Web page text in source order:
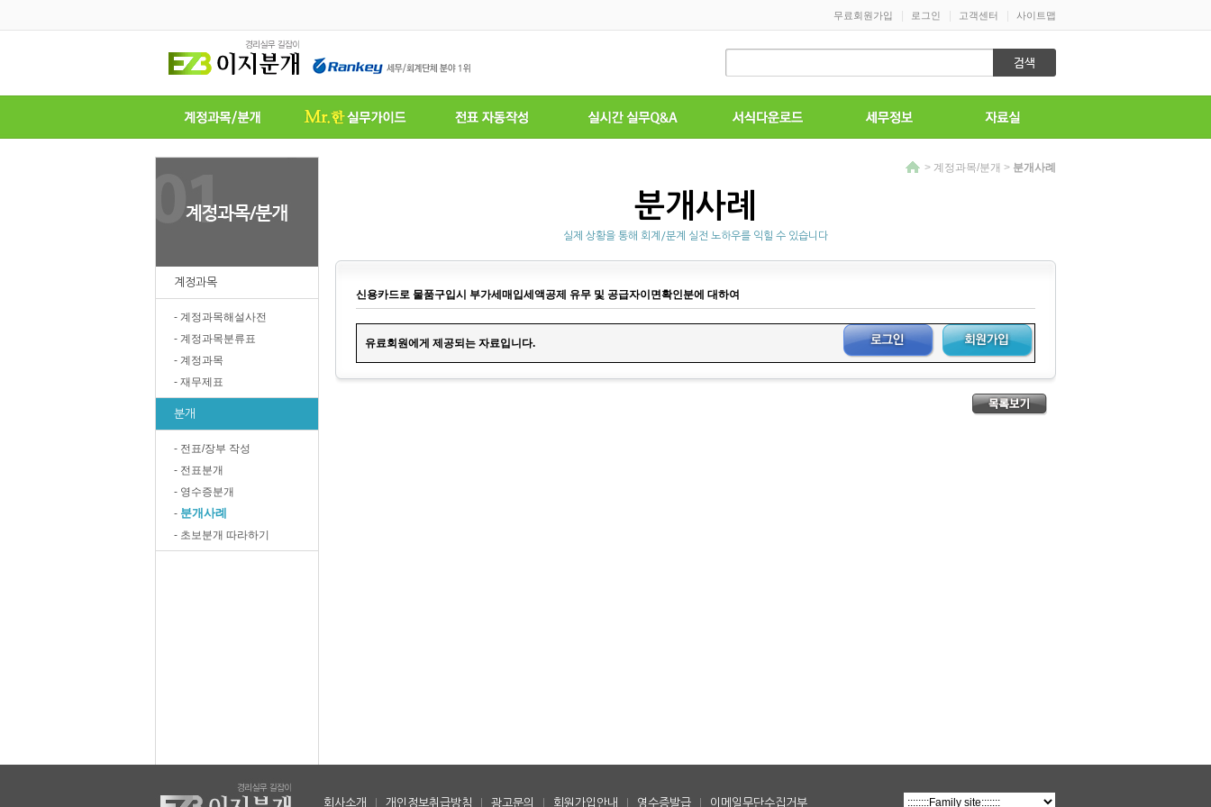
무료회원가입 로그인 고객센터 사이트맵
계정과목
- 계정과목해설사전
- 계정과목분류표
- 계정과목
- 재무제표
분개
- 전표/장부 작성
- 전표분개
- 영수증분개
- 분개사례
- 초보분개 따라하기
> 계정과목/분개 > 분개사례
분개사례
실제 상황을 통해 회계/분계 실전 노하우를 익힐 수 있습니다
신용카드로 물품구입시 부가세매입세액공제 유무 및 공급자이면확인분에 대하여
유료회원에게 제공되는 자료입니다.
회사소개 개인정보취급방침 광고문의 회원가입안내 영수증발급 이메일무단수집거부